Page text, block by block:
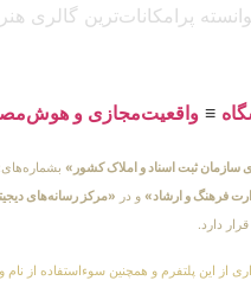
پرامکانات‌ترین
≡ واقعیت‌مجازی و
سازمان ثبت اسناد و املاک کشور» بشماره‌های: ۲۸۰۹۲۹ و ۴۵۱۸۴۱ ، به ثبت رسیده است و در
فرهنگ و ارشاد» و در «مرکز رسانه‌های
دارد.
از این پلتفرم و همچنین سوءاستفاده از